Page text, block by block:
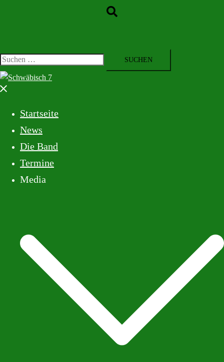
Startseite
News
Die Band
Termine
Media